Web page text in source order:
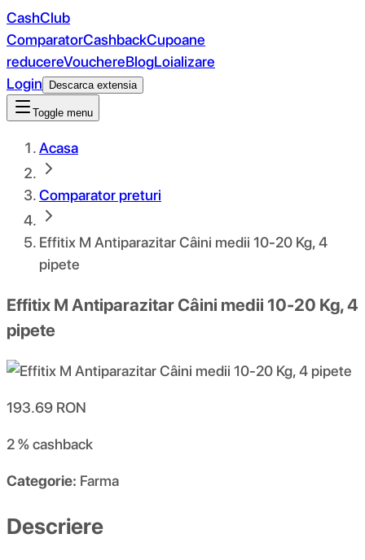
CashClub
ComparatorCashbackCupoane
reducereVouchereBlogLoializare
Login
Descarca extensia
Toggle menu
Acasa
Comparator preturi
Effitix M Antiparazitar Câini medii 10-20 Kg, 4
pipete
Effitix M Antiparazitar Câini medii 10-20 Kg, 4
pipete
193.69 RON
2 %cashback
Categorie: Farma
Descriere